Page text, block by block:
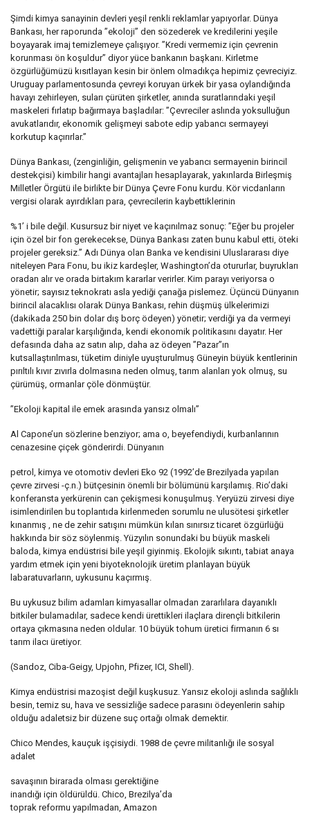
Şimdi kimya sanayinin devleri yeşil renkli reklamlar yapıyorlar. Dünya
Bankası, her raporunda ”ekoloji” den sözederek ve kredilerini yeşile
boyayarak imaj temizlemeye çalışıyor. ”Kredi vermemiz için çevrenin
korunması ön koşuldur” diyor yüce bankanın başkanı. Kirletme
özgürlüğümüzü kısıtlayan kesin bir önlem olmadıkça hepimiz çevreciyiz.
Uruguay parlamentosunda çevreyi koruyan ürkek bir yasa oylandığında
havayı zehirleyen, suları çürüten şirketler, anında suratlarındaki yeşil
maskeleri fırlatıp bağırmaya başladılar: ”Çevreciler aslında yoksulluğun
avukatlarıdır, ekonomik gelişmeyi sabote edip yabancı sermayeyi
korkutup kaçırırlar.”
Dünya Bankası, (zenginliğin, gelişmenin ve yabancı sermayenin birincil
destekçisi) kimbilir hangi avantajları hesaplayarak, yakınlarda Birleşmiş
Milletler Örgütü ile birlikte bir Dünya Çevre Fonu kurdu. Kör vicdanların
vergisi olarak ayırdıkları para, çevrecilerin kaybettiklerinin
%1’ i bile değil. Kusursuz bir niyet ve kaçınılmaz sonuç: ”Eğer bu projeler
için özel bir fon gerekecekse, Dünya Bankası zaten bunu kabul etti, öteki
projeler gereksiz.” Adı Dünya olan Banka ve kendisini Uluslararası diye
niteleyen Para Fonu, bu ikiz kardeşler, Washington’da otururlar, buyrukları
oradan alır ve orada birtakım kararlar verirler. Kim parayı veriyorsa o
yönetir; sayısız teknokratı asla yediği çanağa pislemez. Üçüncü Dünyanın
birincil alacaklısı olarak Dünya Bankası, rehin düşmüş ülkelerimizi
(dakikada 250 bin dolar dış borç ödeyen) yönetir; verdiği ya da vermeyi
vadettiği paralar karşılığında, kendi ekonomik politikasını dayatır. Her
defasında daha az satın alıp, daha az ödeyen ”Pazar”ın
kutsallaştırılması, tüketim diniyle uyuşturulmuş Güneyin büyük kentlerinin
pırıltılı kıvır zıvırla dolmasına neden olmuş, tarım alanları yok olmuş, su
çürümüş, ormanlar çöle dönmüştür.
”Ekoloji kapital ile emek arasında yansız olmalı”
Al Capone’un sözlerine benziyor; ama o, beyefendiydi, kurbanlarının
cenazesine çiçek gönderirdi. Dünyanın
petrol, kimya ve otomotiv devleri Eko 92 (1992’de Brezilyada yapılan
çevre zirvesi -ç.n.) bütçesinin önemli bir bölümünü karşılamış. Rio’daki
konferansta yerkürenin can çekişmesi konuşulmuş. Yeryüzü zirvesi diye
isimlendirilen bu toplantıda kirlenmeden sorumlu ne ulusötesi şirketler
kınanmış , ne de zehir satışını mümkün kılan sınırsız ticaret özgürlüğü
hakkında bir söz söylenmiş. Yüzyılın sonundaki bu büyük maskeli
baloda, kimya endüstrisi bile yeşil giyinmiş. Ekolojik sıkıntı, tabiat anaya
yardım etmek için yeni biyoteknolojik üretim planlayan büyük
labaratuvarların, uykusunu kaçırmış.
Bu uykusuz bilim adamları kimyasallar olmadan zararlılara dayanıklı
bitkiler bulamadılar, sadece kendi ürettikleri ilaçlara dirençli bitkilerin
ortaya çıkmasına neden oldular. 10 büyük tohum üretici firmanın 6 sı
tarım ilacı üretiyor.
(Sandoz, Ciba-Geigy, Upjohn, Pfizer, ICI, Shell).
Kimya endüstrisi mazoşist değil kuşkusuz. Yansız ekoloji aslında sağlıklı
besin, temiz su, hava ve sessizliğe sadece parasını ödeyenlerin sahip
olduğu adaletsiz bir düzene suç ortağı olmak demektir.
Chico Mendes, kauçuk işçisiydi. 1988 de çevre militanlığı ile sosyal
adalet
savaşının birarada olması gerektiğine
inandığı için öldürüldü. Chico, Brezilya’da
toprak reformu yapılmadan, Amazon